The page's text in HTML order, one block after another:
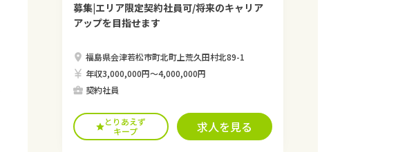
募集|エリア限定契約社員可/将来のキャリア
アップを目指せます
福島県会津若松市町北町上荒久田村北89-1
年収3,000,000円〜4,000,000円
契約社員
とりあえず
キープ
求人を見る